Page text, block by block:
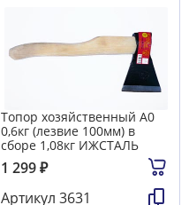
Топор хозяйственный А0
0,6кг (лезвие 100мм) в
сборе 1,08кг ИЖСТАЛЬ
1 299₽
Артикул 3631